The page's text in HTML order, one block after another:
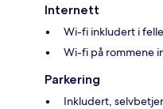
Internett
Wi-fi inkludert i
Wi-fi på rommene
Parkering
Inkludert,